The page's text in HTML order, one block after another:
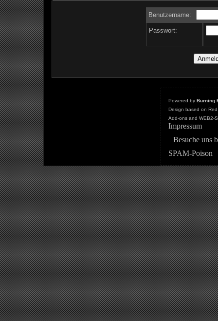
Benutzername:
Passwort:
Powered by Burning
Design based on
Add-ons and WEB2-
Impressum
Besuche uns
SPAM-Poison